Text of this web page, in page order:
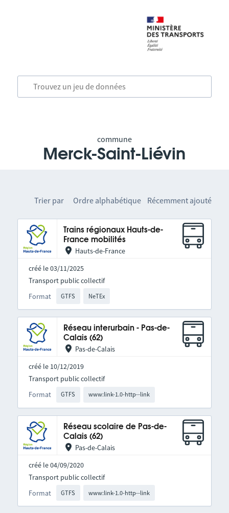
commune
Merck-Saint-Liévin
Trier par Ordre alphabétique Récemment ajouté
Trains régionaux Hauts-de-
France mobilités
Hauts-de-France
créé le 03/11/2025
Format GTFS NeTEx
Transport public collectif
Réseau interurbain - Pas-de-
Calais (62)
Pas-de-Calais
créé le 10/12/2019
Format GTFS www:link-1.0-http--link
Transport public collectif
Réseau scolaire de Pas-de-
Calais (62)
Pas-de-Calais
créé le 04/09/2020
Format GTFS www:link-1.0-http--link
Transport public collectif